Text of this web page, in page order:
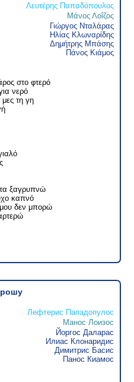
Λευτέρης Παπαδόπουλος
Μάνος Λοΐζος
Γιώργος Νταλάρας
Ηλίας Κλωναρίδης
Δημήτρης Μπάσης
Πάνος Κιάμος
στο φτερό
νερό
τη γη
ξαγρυπνώ
καπνό
μου δεν μπορώ
Лефтерис Пападопулос
Манос Лоизос
Йоргос Даларас
Илиас Клонаридис
Димитрис Басис
Панос Киамос